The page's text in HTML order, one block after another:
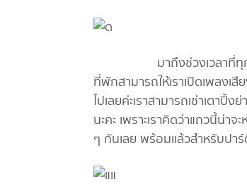
มาถึงช่วงเวลาที่ทุกคนรอ
ที่พักสามารถให้เราเปิดเพลงเ
ไปเลยค่ะเราสามารถเช่าเตาปิ้
นะคะ เพราะเราคิดว่าแถวนี้น่าจ
ๆ กันเลย พร้อมแล้วสำหรับปา